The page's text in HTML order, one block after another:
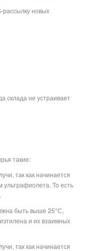
новых
склада не устраивает
такие:
так как начинается
ультрафиолета. То есть
быть выше 25°С,
и их взаимных
так как начинается